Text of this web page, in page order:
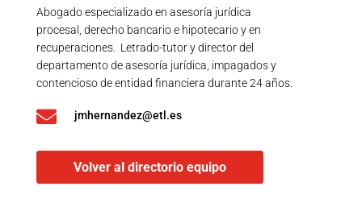
Abogado especializado en asesoría jurídica
procesal, derecho bancario e hipotecario y en
recuperaciones. Letrado-tutor y director del
departamento de asesoría jurídica, impagados y
contencioso de entidad financiera durante 24 años.
 jmhernandez@etl.es
Volver al directorio equipo